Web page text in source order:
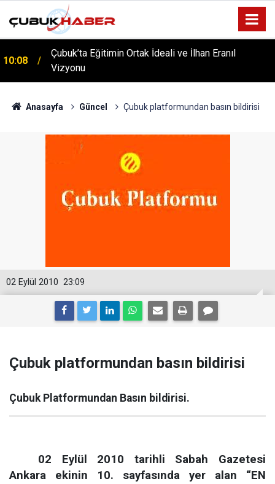
10:08
Çubuk’ta Eğitimin Ortak İdeali ve İlhan Eranıl
Vizyonu
12:06
ÇUBUK’TA ‘YAZA MERHABA’ COŞKUSU: Kursiyerler
Anasayfa Güncel Çubuk platformundan basın bildirisi
23:09
02 Eylül 2010
Çubuk platformundan basın bildirisi
Çubuk Platformundan Basın bildirisi.
02 Eylül 2010 tarihli Sabah Gazetesi
Ankara ekinin 10. sayfasında yer alan “EN